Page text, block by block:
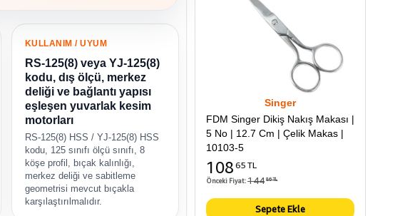
KULLANIM / UYUM
RS-125(8) veya YJ-125(8)
kodu, dış ölçü, merkez
deliği ve bağlantı yapısı
eşleşen yuvarlak kesim
motorları
RS-125(8) HSS / YJ-125(8) HSS
kodu, 125 sınıfı ölçü sınıfı, 8
köşe profil, bıçak kalınlığı,
merkez deliği ve sabitleme
geometrisi mevcut bıçakla
karşılaştırılmalıdır.
Singer
FDM Singer Dikiş Nakış Makası |
5 No | 12.7 Cm | Çelik Makas |
10103-5
108 65 TL
Önceki Fiyat:144 86 TL
Sepete Ekle